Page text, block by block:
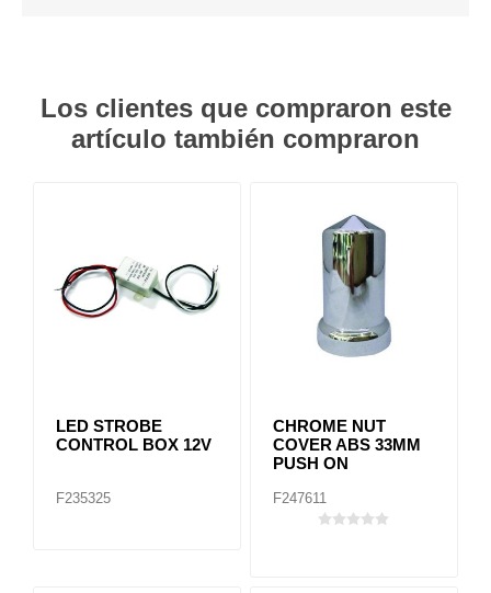
Los clientes que compraron este
artículo también compraron
LED STROBE
CONTROL BOX 12V
F235325
CHROME NUT
COVER ABS 33MM
PUSH ON
F247611